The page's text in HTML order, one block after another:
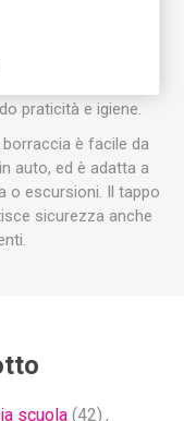
alla temperatura
qualità, questa
praticità e igiene.
è facile da
auto, ed è adatta a
o escursioni. Il tappo
sicurezza anche
scuola (42) ,